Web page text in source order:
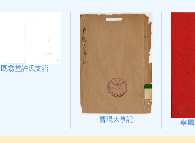
既翕堂許氏支譜
曹琨大事記 寧